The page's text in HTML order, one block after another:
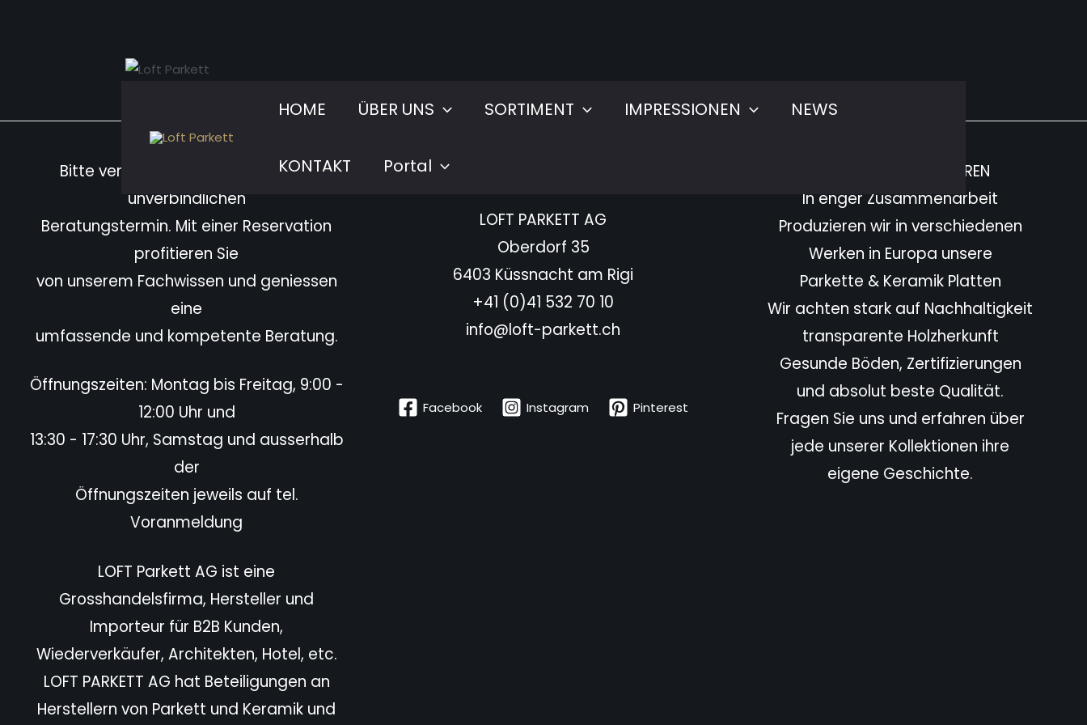
HOME ÜBER UNS SORTIMENT IMPRESSIONEN NEWS
KONTAKT Portal
Bitte vereinbaren Sie immer einen
unverbindlichen
Beratungstermin. Mit einer Reservation
profitieren Sie
von unserem Fachwissen und geniessen
eine
umfassende und kompetente Beratung.
Öffnungszeiten: Montag bis Freitag, 9:00 -
12:00 Uhr und
13:30 - 17:30 Uhr, Samstag und ausserhalb
der
Öffnungszeiten jeweils auf tel.
Voranmeldung
LOFT Parkett AG ist eine
Grosshandelsfirma, Hersteller und
Importeur für B2B Kunden,
Wiederverkäufer, Architekten, Hotel, etc.
LOFT PARKETT AG hat Beteiligungen an
Herstellern von Parkett und Keramik und
LOFT PARKETT AG
Oberdorf 35
6403 Küssnacht am Rigi
+41 (0)41 532 70 10
info@loft-parkett.ch
Facebook Instagram Pinterest
PARTNER MANUFAKTUREN
In enger Zusammenarbeit
Produzieren wir in verschiedenen
Werken in Europa unsere
Parkette & Keramik Platten
Wir achten stark auf Nachhaltigkeit
transparente Holzherkunft
Gesunde Böden, Zertifizierungen
und absolut beste Qualität.
Fragen Sie uns und erfahren über
jede unserer Kollektionen ihre
eigene Geschichte.